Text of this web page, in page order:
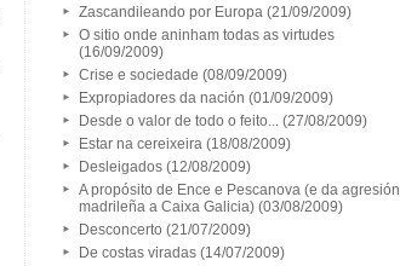
Zascandileando por Europa (21/09/2009)
O sitio onde aninham todas as virtudes
(16/09/2009)
Crise e sociedade (08/09/2009)
Expropiadores da nación (01/09/2009)
Desde o valor de todo o feito... (27/08/2009)
Estar na cereixeira (18/08/2009)
Desleigados (12/08/2009)
A propósito de Ence e Pescanova (e da agresión
madrileña a Caixa Galicia) (03/08/2009)
Desconcerto (21/07/2009)
De costas viradas (14/07/2009)